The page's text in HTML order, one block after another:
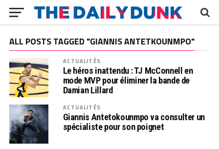
ALL POSTS TAGGED "GIANNIS ANTETKOUNMPO"
ACTUALITÉS
Le héros inattendu : TJ McConnell en
mode MVP pour éliminer la bande de
Damian Lillard
ACTUALITÉS
Giannis Antetokounmpo va consulter un
spécialiste pour son poignet